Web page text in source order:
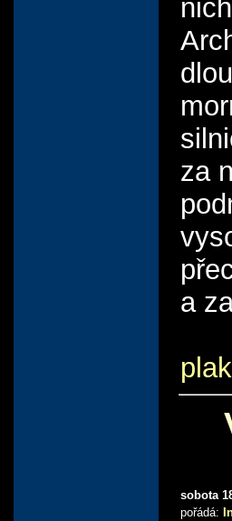
za
a
sobota
pořádá: